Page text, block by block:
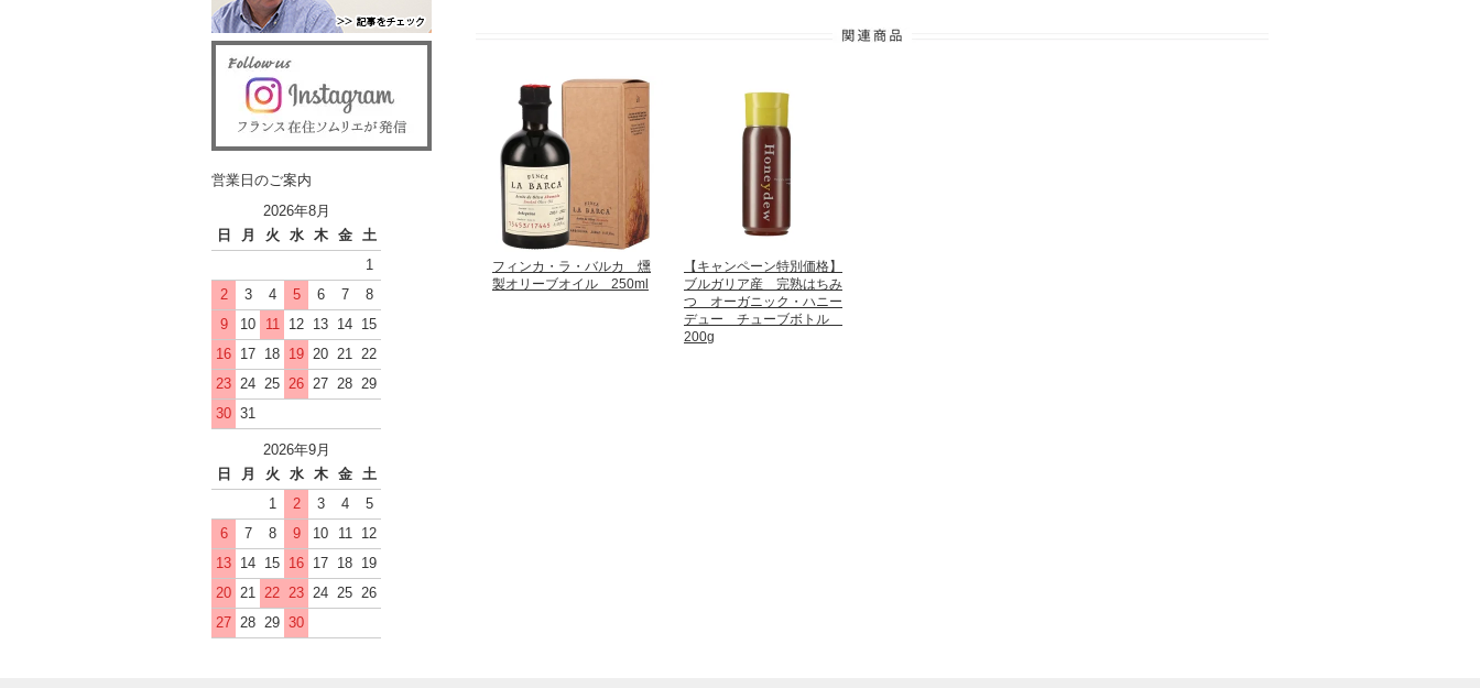
フィンカ・ラ・バルカ 燻
製オリーブオイル 250ml
【キャンペーン特別価格】
ブルガリア産 完熟はちみ
つ オーガニック・ハニー
デュー チューブボトル
200g
営業日のご案内
2026年8月
日
月 火 水 木 金
土
1
2
3 4 5 6 7
8
9
10 11 12 13 14 15
16 17 18 19 20 21 22
23 24 25 26 27 28 29
30 31
2026年9月
日
月 火 水 木 金
土
1
2 3 4
5
6
7 8 9 10 11
12
13 14 15 16 17 18 19
20 21 22 23 24 25 26
27 28 29 30